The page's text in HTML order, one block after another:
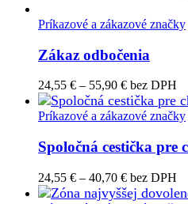
Príkazové a zákazové značky
Zákaz odbočenia
24,55 € – 55,90 €Price
range:
24,55 €
55,90 €
bez DPH
Príkazové a zákazové značky
Spoločná cestička pre
24,55 € – 40,70 €Price
range:
bez DPH